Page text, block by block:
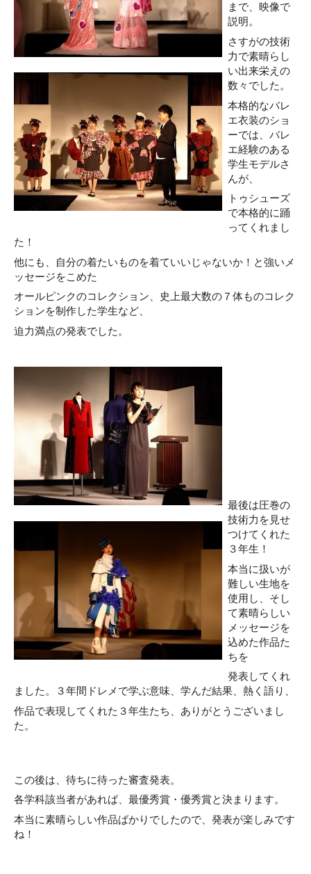
まで、映像で
説明。
さすがの技術
力で素晴らし
い出来栄えの
数々でした。
本格的なバレ
エ衣装のショ
ーでは、バレ
エ経験のある
学生モデルさ
んが、
トゥシューズ
で本格的に踊
ってくれまし
た！
他にも、自分の着たいものを着ていいじゃないか！と強いメ
ッセージをこめた
オールピンクのコレクション、史上最大数の７体ものコレク
ションを制作した学生など、
迫力満点の発表でした。
最後は圧巻の
技術力を見せ
つけてくれた
３年生！
本当に扱いが
難しい生地を
使用し、そし
て素晴らしい
メッセージを
込めた作品た
ちを
発表してくれ
ました。３年間ドレメで学ぶ意味、学んだ結果、熱く語り、
作品で表現してくれた３年生たち、ありがとうございまし
た。
この後は、待ちに待った審査発表。
各学科該当者があれば、最優秀賞・優秀賞と決まります。
本当に素晴らしい作品ばかりでしたので、発表が楽しみです
ね！